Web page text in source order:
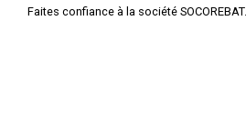
Faites confiance à la société SOCOREBAT.